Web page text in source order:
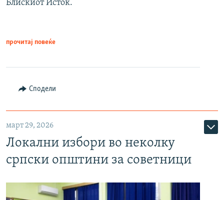
Блискиот Исток.
прочитај повеќе
Сподели
март 29, 2026
Локални избори во неколку
српски општини за советници